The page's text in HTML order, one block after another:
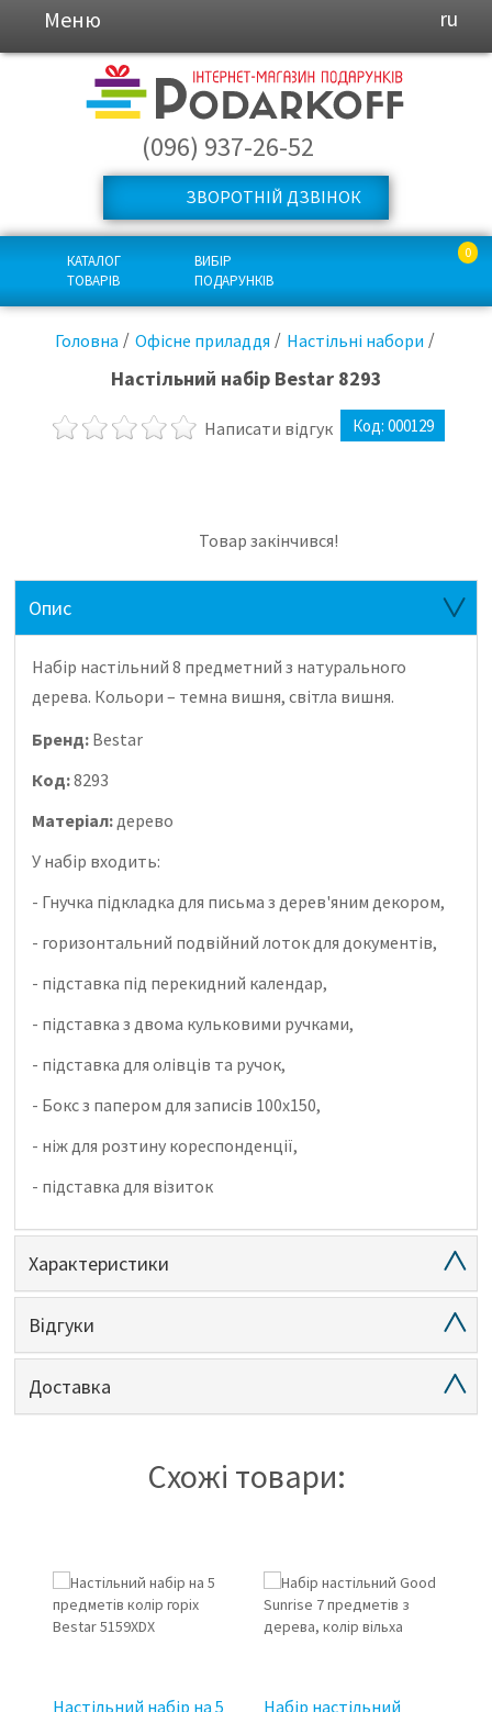
Меню ru
(096) 937-26-52
ЗВОРОТНІЙ ДЗВІНОК
КАТАЛОГ
ТОВАРІВ
ВИБІР
ПОДАРУНКІВ
0
Головна Офісне приладдя Настільні набори
Настільний набір Bestar 8293
Написати відгук Код: 000129
Товар закінчився!
Опис
Набір настільний 8 предметний з натурального
дерева. Кольори – темна вишня, світла вишня.
Бренд: Bestar
Код:8293
Матеріал: дерево
У набір входить:
- Гнучка підкладка для письма з дерев'яним декором,
- горизонтальний подвійний лоток для документів,
- підставка під перекидний календар,
- підставка з двома кульковими ручками,
- підставка для олівців та ручок,
- Бокс з папером для записів 100х150,
- ніж для розтину кореспонденції,
- підставка для візиток
Характеристики
Відгуки
Доставка
Схожі товари:
Настільний набір на 5
Набір настільний